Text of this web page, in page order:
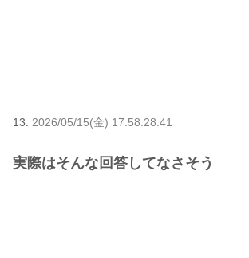
13: 2026/05/15(金) 17:58:28.41
実際はそんな回答してなさそう